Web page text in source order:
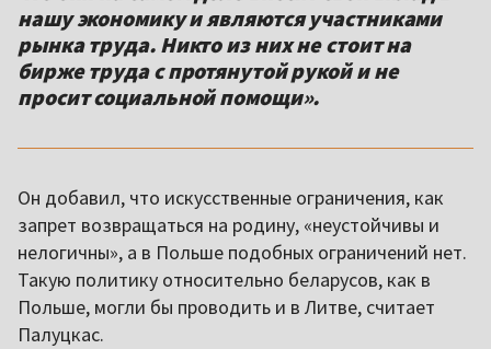
нашу экономику и являются участниками
рынка труда. Никто из них не стоит на
бирже труда с протянутой рукой и не
просит социальной помощи».
Он добавил, что искусственные ограничения, как
запрет возвращаться на родину, «неустойчивы и
нелогичны», а в Польше подобных ограничений нет.
Такую политику относительно беларусов, как в
Польше, могли бы проводить и в Литве, считает
Палуцкас.